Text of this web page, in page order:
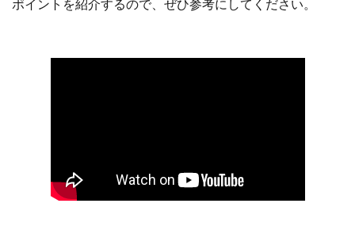
ポイントを紹介するので、ぜひ参考にしてください。